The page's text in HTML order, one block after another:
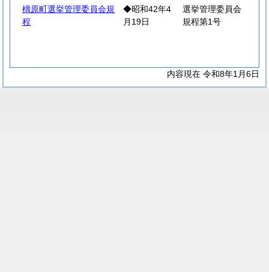
檮原町選挙管理委員会規
程
◆昭和42年4
月19日
選挙管理委員会
規程第1号
内容現在 令和8年1月6日